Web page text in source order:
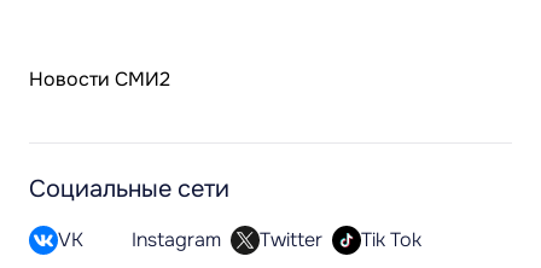
Новости СМИ2
Социальные сети
VK Instagram Twitter
Tik Tok